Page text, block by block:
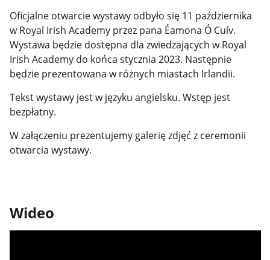
Oficjalne otwarcie wystawy odbyło się 11 października
w Royal Irish Academy przez pana Éamona Ó Cuív.
Wystawa będzie dostępna dla zwiedzających w Royal
Irish Academy do końca stycznia 2023. Następnie
będzie prezentowana w różnych miastach Irlandii.
Tekst wystawy jest w języku angielsku. Wstęp jest
bezpłatny.
W załączeniu prezentujemy galerię zdjęć z ceremonii
otwarcia wystawy.
Wideo